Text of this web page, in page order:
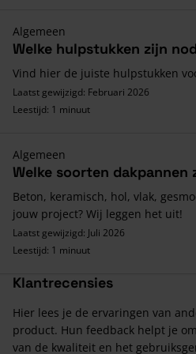
Algemeen
Welke hulpstukken zijn
Vind hier de juiste hulpstukken
Laatst gewijzigd: Februari 2026
Leestijd: 1 minuut
Algemeen
Welke soorten dakpannen
Beton, keramisch, hol, vlak,
jouw project? Wij leggen het uit!
Laatst gewijzigd: Juli 2026
Leestijd: 1 minuut
Klantrecensies
Hier lees je de ervaringen van
product. Hun feedback helpt je
van de kwaliteit en het